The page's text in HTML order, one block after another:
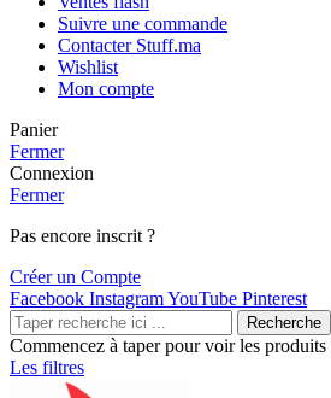
Suivre une commande
Contacter Stuff.ma
Wishlist
Mon compte
Panier
Fermer
Connexion
Fermer
Pas encore inscrit ?
Créer un Compte
Facebook InstagramYouTube Pinterest
Recherche
Commencez à taper pour voir les produits
Les filtres